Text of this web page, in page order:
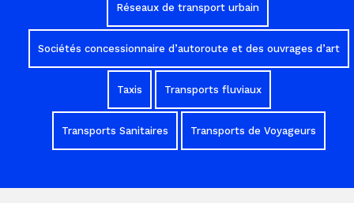
Réseaux de transport urbain
Sociétés concessionnaire d’autoroute et des ouvrages d’art
Taxis Transports fluviaux
Transports Sanitaires Transports de Voyageurs